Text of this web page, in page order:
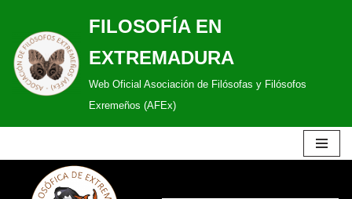
Saltar
al
contenido
FILOSOFÍA EN
EXTREMADURA
Web Oficial Asociación de Filósofas y Filósofos
Exremeños (AFEx)